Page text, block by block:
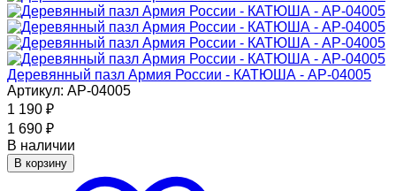
Деревянный пазл Армия России - КАТЮША - АР-04005
Артикул: АР-04005
1 190 ₽
1 690 ₽
В наличии
В корзину